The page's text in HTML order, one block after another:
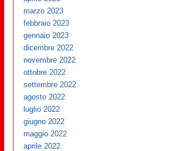
marzo 2023
febbraio 2023
gennaio 2023
dicembre 2022
novembre 2022
ottobre 2022
settembre 2022
agosto 2022
luglio 2022
giugno 2022
maggio 2022
aprile 2022